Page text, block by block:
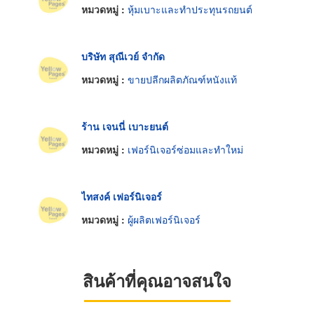
หมวดหมู่ : หุ้มเบาะและทำประทุนรถยนต์
บริษัท สุณีเวย์ จำกัด
หมวดหมู่ : ขายปลีกผลิตภัณฑ์หนังแท้
ร้าน เจนนี่ เบาะยนต์
หมวดหมู่ : เฟอร์นิเจอร์ซ่อมและทำใหม่
ไทสงค์ เฟอร์นิเจอร์
หมวดหมู่ : ผู้ผลิตเฟอร์นิเจอร์
สินค้าที่คุณอาจสนใจ